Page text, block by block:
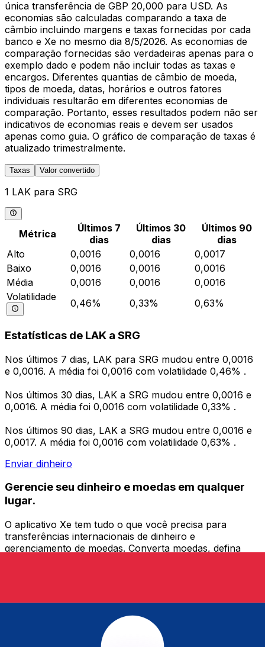
única transferência de GBP 20,000 para USD. As
economias são calculadas comparando a taxa de
câmbio incluindo margens e taxas fornecidas por cada
banco e Xe no mesmo dia 8/5/2026. As economias de
comparação fornecidas são verdadeiras apenas para o
exemplo dado e podem não incluir todas as taxas e
encargos. Diferentes quantias de câmbio de moeda,
tipos de moeda, datas, horários e outros fatores
individuais resultarão em diferentes economias de
comparação. Portanto, esses resultados podem não ser
indicativos de economias reais e devem ser usados
apenas como guia. O gráfico de comparação de taxas é
atualizado trimestralmente.
Taxas Valor convertido
1 LAK para SRG
Métrica
Últimos 7
dias
Últimos 30
dias
Últimos 90
dias
Alto
0,0016 0,0016
0,0017
Baixo
0,0016 0,0016
0,0016
Média
0,0016 0,0016
0,0016
Volatilidade
0,46% 0,33% 0,63%
Estatísticas de LAK a SRG
Nos últimos 7 dias, LAK para SRG mudou entre 0,0016
e 0,0016. A média foi 0,0016 com volatilidade 0,46% .
Nos últimos 30 dias, LAK a SRG mudou entre 0,0016 e
0,0016. A média foi 0,0016 com volatilidade 0,33% .
Nos últimos 90 dias, LAK a SRG mudou entre 0,0016 e
0,0017. A média foi 0,0016 com volatilidade 0,63% .
Enviar dinheiro
Gerencie seu dinheiro e moedas em qualquer
lugar.
O aplicativo Xe tem tudo o que você precisa para
transferências internacionais de dinheiro e
gerenciamento de moedas. Converta moedas, defina